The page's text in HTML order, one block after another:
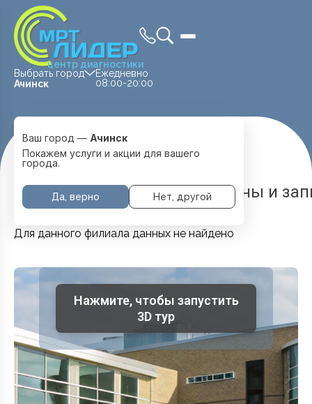
центр диагностики
Выбрать город
Ачинск
Ежедневно
08:00-20:00
Ваш город — Ачинск
Покажем услуги и акции для вашего
города.
Да, верно Нет, другой
Главная Услуги и цены Нейрохирург
Нейрохирург в Ачинске — цены и
Для данного филиала данных не найдено
Нажмите, чтобы запустить
3D тур